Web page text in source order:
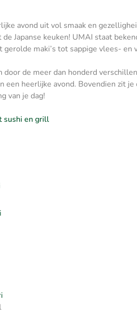
avond uit vol smaak en
Japanse keuken! UMAI staat
gerolde maki’s tot sappige vlees-
door de meer dan honderd
een heerlijke avond. Bovendien zit
van je dag!
sushi en grill